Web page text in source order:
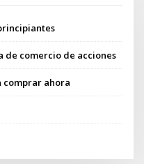
de comercio de acciones
comprar ahora